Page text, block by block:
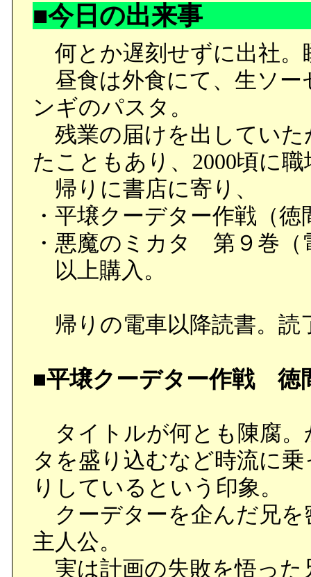
■今日の出来事
何とか遅刻せずに出社
昼食は外食にて、生ソー
ンギのパスタ。
残業の届けを出していた
たこともあり、2000頃に
帰りに書店に寄り、
・平壌クーデター作戦（
・悪魔のミカタ 第９巻
以上購入。
帰りの電車以降読書。読
■平壌クーデター作戦
タイトルが何とも陳腐。
タを盛り込むなど時流に
りしているという印象。
クーデターを企んだ兄を
主人公。
実は計画の失敗を悟った